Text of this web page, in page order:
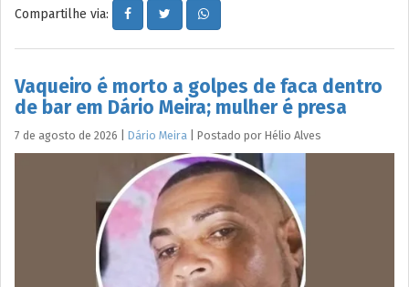
Compartilhe via:
Vaqueiro é morto a golpes de faca dentro
de bar em Dário Meira; mulher é presa
7 de agosto de 2026 Dário Meira Postado por Hélio Alves